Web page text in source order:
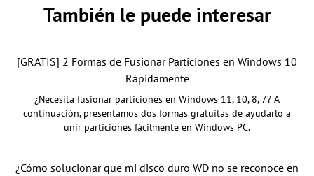
También le puede interesar
[GRATIS] 2 Formas de Fusionar Particiones en Windows 10
Rápidamente
¿Necesita fusionar particiones en Windows 11, 10, 8, 7? A
continuación, presentamos dos formas gratuitas de ayudarlo a
unir particiones fácilmente en Windows PC.
¿Cómo solucionar que mi disco duro WD no se reconoce en